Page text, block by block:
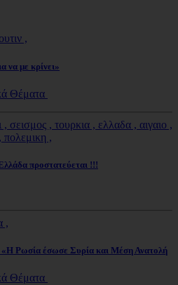
να με κρίνει»
Θέματα
προστατεύεται !!!
Ρωσία έσωσε Συρία και Μέση Ανατολή
Θέματα